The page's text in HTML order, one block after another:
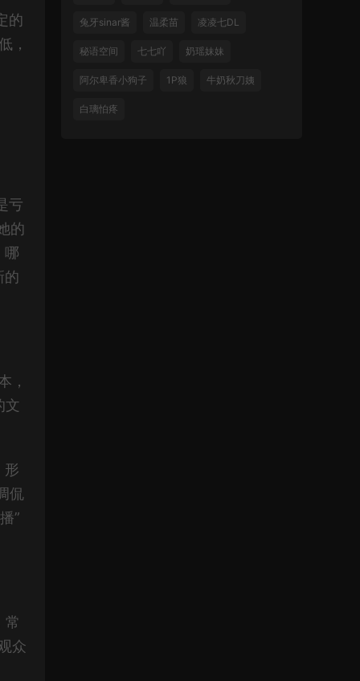
的
，
亏
的
哪
的
，
文
形
侃
”
常
众
兔牙sinar酱 温柔苗 凌凌七DL
秘语空间 七七吖 奶瑶妹妹
阿尔卑香小狗子 1P狼 牛奶秋刀姨
白璃怕疼